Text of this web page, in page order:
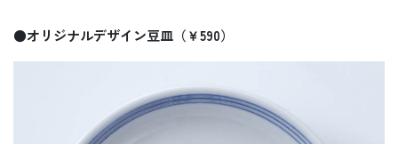
●オリジナルデザイン豆皿（￥590）